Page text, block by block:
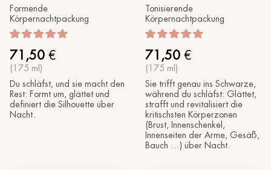
Formende
Körpernachtpackung
71,50 €
(175 ml)
Du schläfst, und sie macht den
Rest: Formt um, glättet und
definiert die Silhouette über
Nacht.
Tonisierende
Körpernachtpackung
71,50 €
(175 ml)
Sie trifft genau ins Schwarze,
während du schläfst: Glättet,
strafft und revitalisiert die
kritischsten Körperzonen
(Brust, Innenschenkel,
Innenseiten der Arme, Gesäß,
Bauch …) über Nacht.